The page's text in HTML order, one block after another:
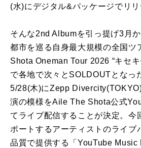
(水)にデジタル&パッケージでリリ
そんな2nd Albumを引っ提げ3月
都市を巡る自身最大規模の全国ツ
Shota Oneman Tour 2026 “キセキ
で各地で次々とSOLDOUTとなっ
5/28(木)にZepp
演の模様をAile The Shota公式
てライブ配信することが決定。今
ポートするアーティストのライブ
品質で提供する「YouTube Music